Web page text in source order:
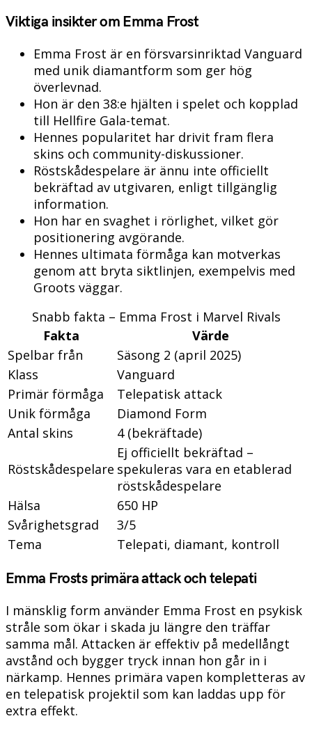
Viktiga insikter om Emma Frost
Emma Frost är en försvarsinriktad Vanguard
med unik diamantform som ger hög
överlevnad.
Hon är den 38:e hjälten i spelet och kopplad
till Hellfire Gala-temat.
Hennes popularitet har drivit fram flera
skins och community-diskussioner.
Röstskådespelare är ännu inte officiellt
bekräftad av utgivaren, enligt tillgänglig
information.
Hon har en svaghet i rörlighet, vilket gör
positionering avgörande.
Hennes ultimata förmåga kan motverkas
genom att bryta siktlinjen, exempelvis med
Groots väggar.
Snabb fakta – Emma Frost i Marvel Rivals
Fakta
Värde
Spelbar från
Säsong 2 (april 2025)
Klass
Vanguard
Primär förmåga
Telepatisk attack
Unik förmåga
Diamond Form
Antal skins
4 (bekräftade)
Röstskådespelare
Ej officiellt bekräftad –
spekuleras vara en etablerad
röstskådespelare
Hälsa
650 HP
Svårighetsgrad
3/5
Tema
Telepati, diamant, kontroll
Emma Frosts primära attack och telepati
I mänsklig form använder Emma Frost en psykisk
stråle som ökar i skada ju längre den träffar
samma mål. Attacken är effektiv på medellångt
avstånd och bygger tryck innan hon går in i
närkamp. Hennes primära vapen kompletteras av
en telepatisk projektil som kan laddas upp för
extra effekt.